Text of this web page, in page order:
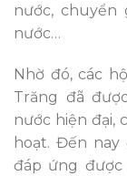
nước, chuyển
nước…
Nhờ đó, các
Trăng đã
nước hiện đại,
hoạt. Đến
đáp ứng